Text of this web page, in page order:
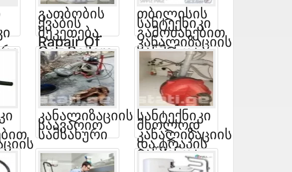
Გათბობის
Ქვაბის
Შეკეთება.
Rapair Of
Gaz Boilers
Თბილისის
Სანტექნიკი
Გამოძახებით
Კანალიზაციის
Გაწმენდა
Კანალიზაციის
Საავარიო
Სამსახური
Სანტექნიკი
Მხოლოდ
Კანალიზაციის
Და Ტრაპის
Გაწმენდა